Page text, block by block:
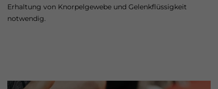
Erhaltung von Knorpelgewebe und Gelenkflüssigkeit
notwendig.